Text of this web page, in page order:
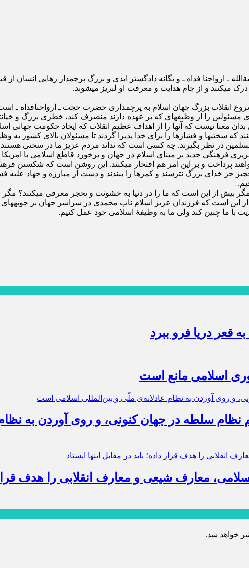
ـ ارواحنا فداه ـ و یگانه دادگستر ابدی و بزرگ پرچمدار رهایی انسان از
می‏کنند و از جام هدایت و معرفت او لبریز می‏شوند.
شروع انقلاب بزرگ جهان اسلام به پرچمداری حضرت حجت ـ ارواحنافداه ـ
را از وظیفه‏ای که بر عهده دارند منصرف کند، خطری بزرگ و
معنا نیست که آنها را از اهداف عظیم انقلاب که ایجاد حکومت
که سختیها و فشارها را برای خدا پذیرا گردند تا مسئولان بالای کشور
در نظر بگیرند. چه کسی است که نداند مردم عزیز ما در سختی
فرهنگی جدید بر مبنای اسلام در جهان و برخورد قاطع اسلامی با
خواهند پرداخت و بر این امر هم افتخار می‏کنند. این روشن است که
جز خدای بزرگ نترسند و کمرها را ببندند و دست از مبارزه و جهاد
بیش از این است که ما را در دنیا به خشونت و تحجر معرفی می‏کنند؟ مگر
است که فرزندان عزیز اسلام ناب محمدی در سراسر جهان بر چوبه‏های
با ما چنین کند ولی ما به وظیفۀ اسلامی خود عمل کنیم.
قعر دریا فرو ببرد
اسلامی مانع است
نظام سلطه در جهان کنونی، و روی آوردن به
معارف شیعی و معارف انقلابی را هدف قرار
خواهد شد.